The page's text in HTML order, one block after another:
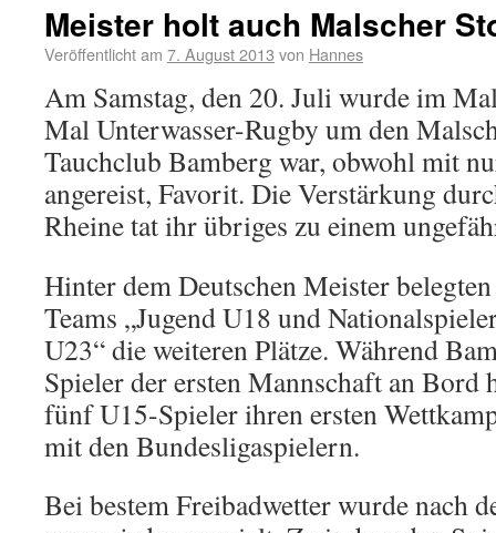
Meister holt auch Malscher
Veröffentlicht am 7. August 2013 von Hannes
Am Samstag, den 20. Juli wurde im
Mal Unterwasser-Rugby um den
Tauchclub Bamberg war, obwohl mit
angereist, Favorit. Die Verstärkung
Rheine tat ihr übriges zu einem
Hinter dem Deutschen Meister
Teams „Jugend U18 und
U23“ die weiteren Plätze. Während
Spieler der ersten Mannschaft an Bord
fünf U15-Spieler ihren ersten
mit den Bundesligaspielern.
Bei bestem Freibadwetter wurde nach